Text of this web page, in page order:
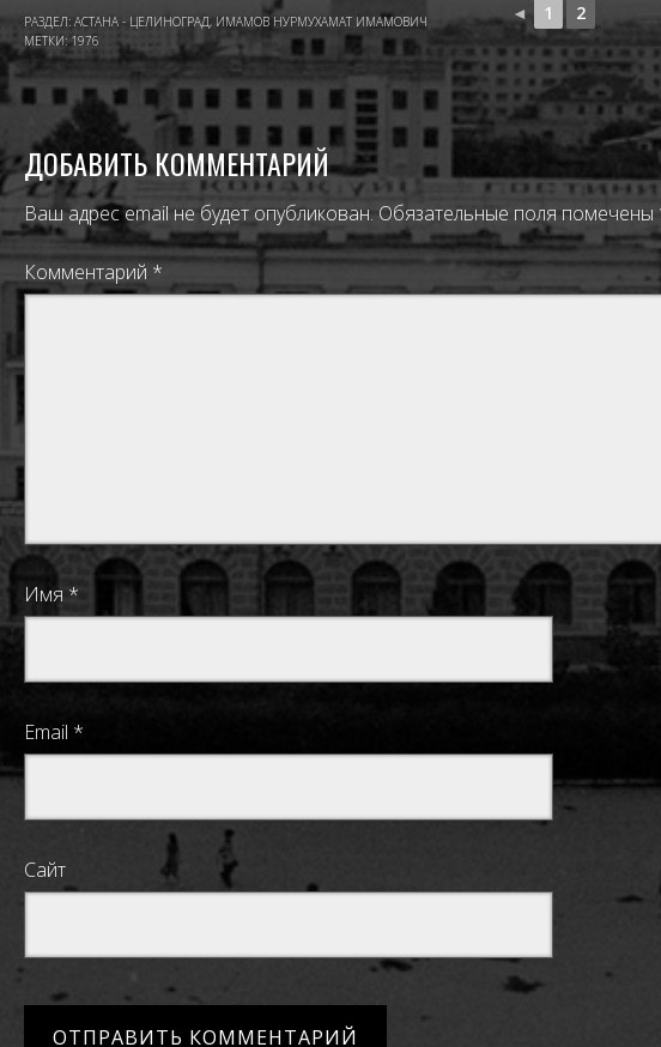
◄ 1 2
РАЗДЕЛ: АСТАНА - ЦЕЛИНОГРАД, ИМАМОВ НУРМУХАМАТ ИМАМОВИЧ
МЕТКИ:1976
ДОБАВИТЬ КОММЕНТАРИЙ
Ваш адрес email не будет опубликован. Обязательные поля помечены
Комментарий *
Имя *
Email *
Сайт